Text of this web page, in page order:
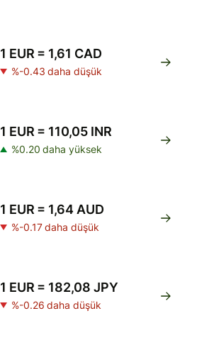
1 EUR = 1,61 CAD
%-0.43 daha düşük
1 EUR = 110,05 INR
%0.20 daha yüksek
1 EUR = 1,64 AUD
%-0.17 daha düşük
1 EUR = 182,08 JPY
%-0.26 daha düşük